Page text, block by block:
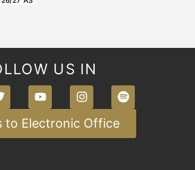
US IN
to Electronic Office